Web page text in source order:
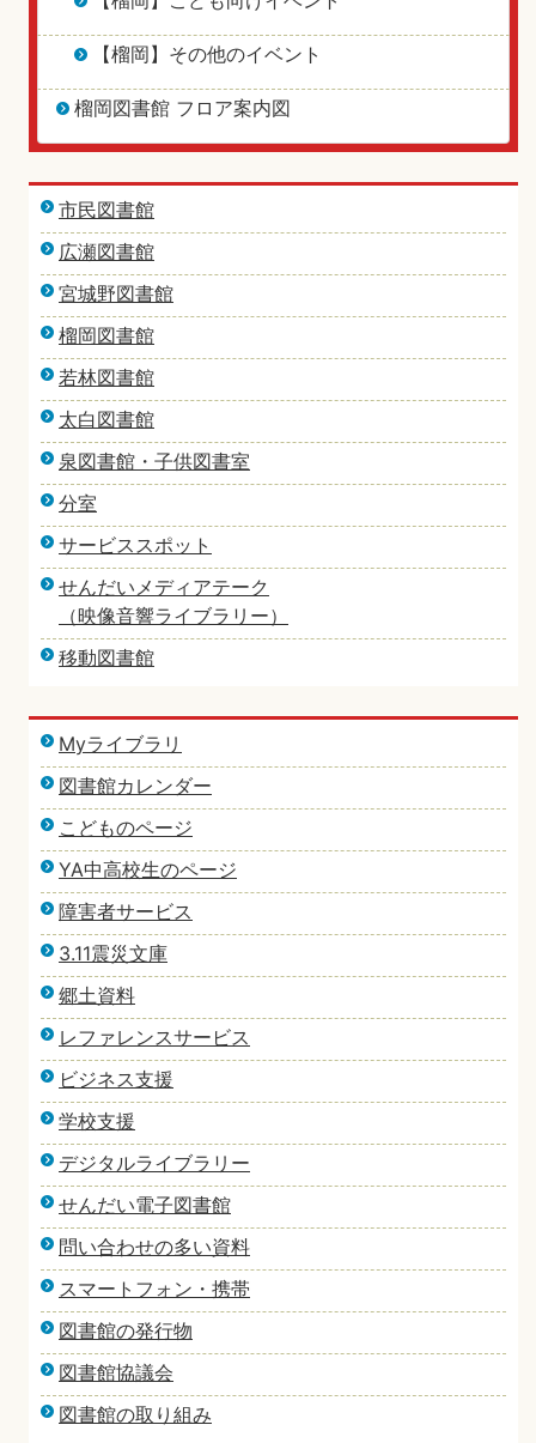
【榴岡】その他のイベント
榴岡図書館 フロア案内図
市民図書館
広瀬図書館
宮城野図書館
榴岡図書館
若林図書館
太白図書館
泉図書館・子供図書室
分室
サービススポット
せんだいメディアテーク
（映像音響ライブラリー）
移動図書館
Myライブラリ
図書館カレンダー
こどものページ
YA中高校生のページ
障害者サービス
3.11震災文庫
郷土資料
レファレンスサービス
ビジネス支援
学校支援
デジタルライブラリー
せんだい電子図書館
問い合わせの多い資料
スマートフォン・携帯
図書館の発行物
図書館協議会
図書館の取り組み